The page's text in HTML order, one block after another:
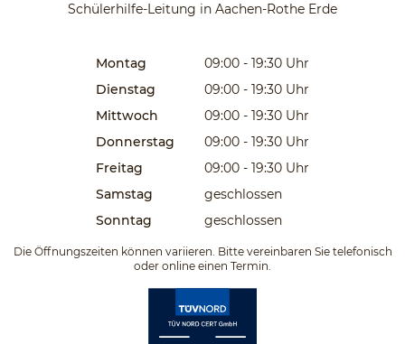
Schülerhilfe-Leitung in Aachen-Rothe Erde
Montag 09:00 - 19:30 Uhr
Dienstag
09:00 - 19:30 Uhr
Mittwoch
09:00 - 19:30 Uhr
Donnerstag
09:00 - 19:30 Uhr
Freitag
09:00 - 19:30 Uhr
Samstag
geschlossen
Sonntag
geschlossen
Die Öffnungszeiten können variieren. Bitte vereinbaren Sie telefonisch
oder online einen Termin.